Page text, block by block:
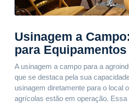
Usinagem a
para
A usinagem a campo para a
que se destaca pela sua
usinagem diretamente para o local
agrícolas estão em operação. Essa